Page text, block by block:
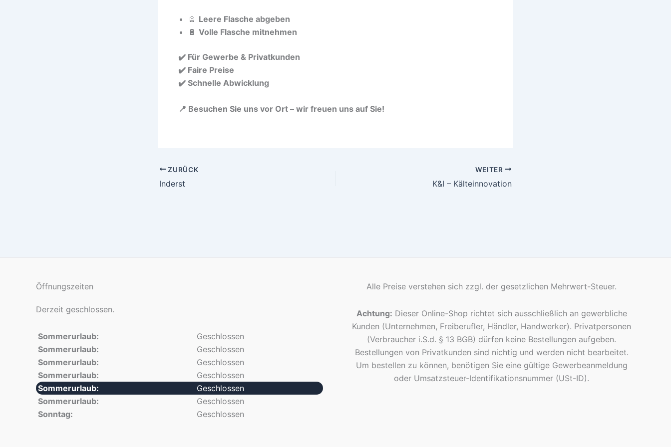
🪫 Leere Flasche abgeben
🔋 Volle Flasche mitnehmen
✔️ Für Gewerbe & Privatkunden
✔️ Faire Preise
✔️ Schnelle Abwicklung
📍 Besuchen Sie uns vor Ort – wir freuen uns auf Sie!
ZURÜCK
Inderst
WEITER
K&I – Kälteinnovation
Öffnungszeiten
Derzeit geschlossen.
Sommerurlaub:
Geschlossen
Sommerurlaub:
Geschlossen
Sommerurlaub:
Geschlossen
Sommerurlaub:
Geschlossen
Sommerurlaub:
Geschlossen
Sommerurlaub:
Geschlossen
Sonntag:
Geschlossen
Alle Preise verstehen sich zzgl. der gesetzlichen Mehrwert-Steuer.
Achtung: Dieser Online-Shop richtet sich ausschließlich an gewerbliche
Kunden (Unternehmen, Freiberufler, Händler, Handwerker). Privatpersonen
(Verbraucher i.S.d. § 13 BGB) dürfen keine Bestellungen aufgeben.
Bestellungen von Privatkunden sind nichtig und werden nicht bearbeitet.
Um bestellen zu können, benötigen Sie eine gültige Gewerbeanmeldung
oder Umsatzsteuer-Identifikationsnummer (USt-ID).